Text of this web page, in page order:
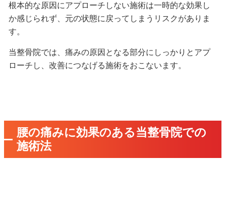
根本的な原因にアプローチしない施術は一時的な効果し
か感じられず、元の状態に戻ってしまうリスクがありま
す。
当整骨院では、痛みの原因となる部分にしっかりとアプ
ローチし、改善につなげる施術をおこないます。
腰の痛みに効果のある当整骨院での
施術法